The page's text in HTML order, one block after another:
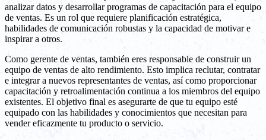
analizar datos y desarrollar programas de capacitación para el equipo
de ventas. Es un rol que requiere planificación estratégica,
habilidades de comunicación robustas y la capacidad de motivar e
inspirar a otros.
Como gerente de ventas, también eres responsable de construir un
equipo de ventas de alto rendimiento. Esto implica reclutar, contratar
e integrar a nuevos representantes de ventas, así como proporcionar
capacitación y retroalimentación continua a los miembros del equipo
existentes. El objetivo final es asegurarte de que tu equipo esté
equipado con las habilidades y conocimientos que necesitan para
vender eficazmente tu producto o servicio.